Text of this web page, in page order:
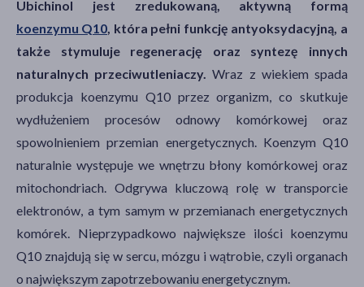
Ubichinol jest zredukowaną, aktywną formą
koenzymu Q10 , która pełni funkcję antyoksydacyjną, a
także stymuluje regenerację oraz syntezę innych
naturalnych przeciwutleniaczy. Wraz z wiekiem spada
produkcja koenzymu Q10 przez organizm, co skutkuje
wydłużeniem procesów odnowy komórkowej oraz
spowolnieniem przemian energetycznych. Koenzym Q10
naturalnie występuje we wnętrzu błony komórkowej oraz
mitochondriach. Odgrywa kluczową rolę w transporcie
elektronów, a tym samym w przemianach energetycznych
komórek. Nieprzypadkowo największe ilości koenzymu
Q10 znajdują się w sercu, mózgu i wątrobie, czyli organach
o największym zapotrzebowaniu energetycznym.